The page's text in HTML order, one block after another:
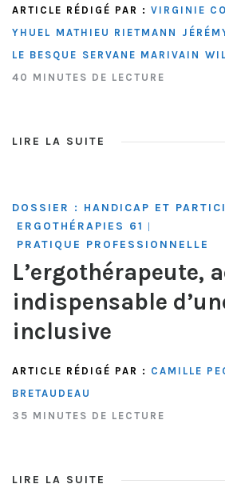
ARTICLE RÉDIGÉ PAR : VIRGINIE
YHUEL MATHIEU RIETMANN
LE BESQUE SERVANE MARIVAIN
40 MINUTES DE LECTURE
LIRE LA SUITE
DOSSIER : HANDICAP ET
ERGOTHÉRAPIES 61
PRATIQUE PROFESSIONNELLE
L’ergothérapeute,
indispensable
inclusive
ARTICLE RÉDIGÉ PAR : CAMILLE
BRETAUDEAU
35 MINUTES DE LECTURE
LIRE LA SUITE